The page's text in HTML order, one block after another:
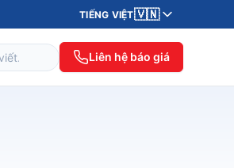
TIẾNG VIỆT🇻🇳
Liên hệ báo giá